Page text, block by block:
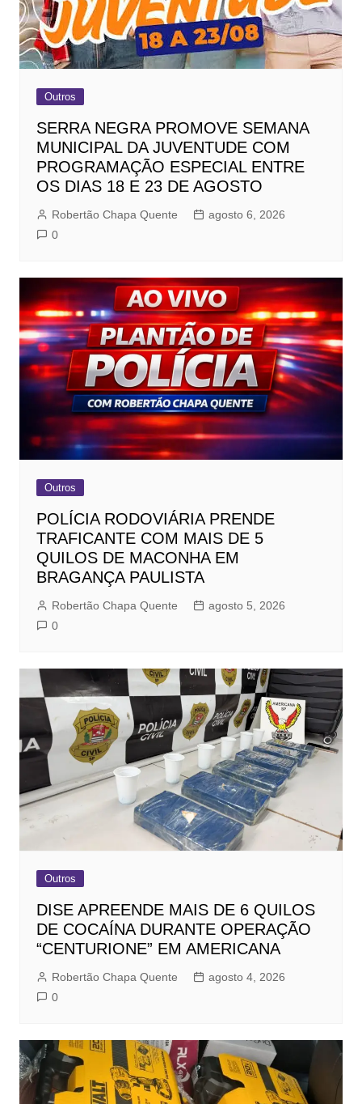
Outros
SERRA NEGRA PROMOVE SEMANA
MUNICIPAL DA JUVENTUDE COM
PROGRAMAÇÃO ESPECIAL ENTRE
OS DIAS 18 E 23 DE AGOSTO
Robertão Chapa Quente
agosto 6, 2026
0
Outros
POLÍCIA RODOVIÁRIA PRENDE
TRAFICANTE COM MAIS DE 5
QUILOS DE MACONHA EM
BRAGANÇA PAULISTA
Robertão Chapa Quente
agosto 5, 2026
0
Outros
DISE APREENDE MAIS DE 6 QUILOS
DE COCAÍNA DURANTE OPERAÇÃO
“CENTURIONE” EM AMERICANA
Robertão Chapa Quente
agosto 4, 2026
0